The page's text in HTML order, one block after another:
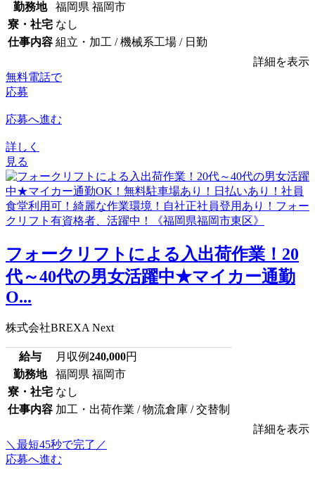
勤務地
福岡県 福岡市
寮・社宅 なし
仕事内容 組立・加工 / 機械系工場 / 日勤
詳細を表示
無料電話で
応募
応募へ進む
詳しく
見る
フォークリフトによる入出荷作業！20
代～40代の男女活躍中★マイカー通勤
O...
株式会社BREXA Next
給与 月収例240,000円
勤務地
福岡県 福岡市
寮・社宅 なし
仕事内容 加工・出荷作業 / 物流倉庫 / 交替制
詳細を表示
＼最短45秒で完了／
応募へ進む